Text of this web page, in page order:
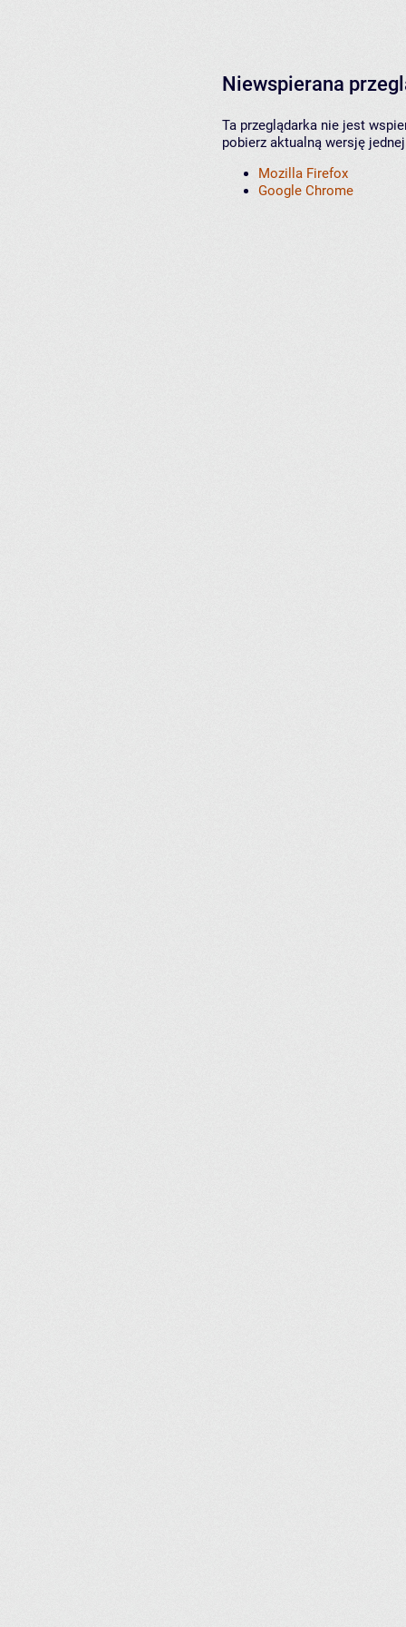
Niewspierana
Ta przeglądarka nie jest
pobierz aktualną wersję
Mozilla Firefox
Google Chrome